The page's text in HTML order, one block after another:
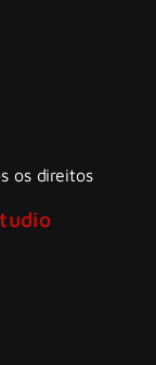
os direitos